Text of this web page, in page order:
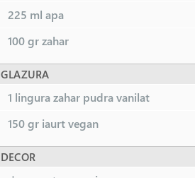
225 ml apa
100 grzahar
GLAZURA
1 lingurazahar pudra vanilat
150 gr iaurt vegan
DECOR